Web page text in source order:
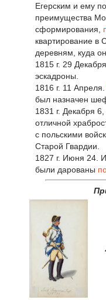
Егерским и ему
преимущества
сформирования,
квартирование в
деревням, куда
1815 г. 29
эскадроны.
1816 г. 11 Апреля.
был назначен
1831 г. Декабря
отличной
с польскими
Старой Гвардии.
1827 г. Июня 24.
были дарованы